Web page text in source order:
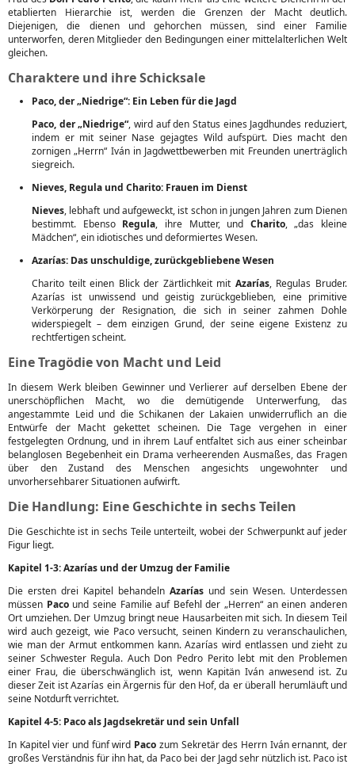
etablierten Hierarchie ist, werden die Grenzen der Macht deutlich.
Diejenigen, die dienen und gehorchen müssen, sind einer Familie
unterworfen, deren Mitglieder den Bedingungen einer mittelalterlichen Welt
gleichen.
Charaktere und ihre Schicksale
Paco, der „Niedrige“: Ein Leben für die Jagd
Paco, der „Niedrige“, wird auf den Status eines Jagdhundes reduziert,
indem er mit seiner Nase gejagtes Wild aufspürt. Dies macht den
zornigen „Herrn“ Iván in Jagdwettbewerben mit Freunden unerträglich
siegreich.
Nieves, Regula und Charito: Frauen im Dienst
Nieves, lebhaft und aufgeweckt, ist schon in jungen Jahren zum Dienen
bestimmt. Ebenso Regula, ihre Mutter, und Charito, „das kleine
Mädchen“, ein idiotisches und deformiertes Wesen.
Azarías: Das unschuldige, zurückgebliebene Wesen
Charito teilt einen Blick der Zärtlichkeit mit Azarías, Regulas Bruder.
Azarías ist unwissend und geistig zurückgeblieben, eine primitive
Verkörperung der Resignation, die sich in seiner zahmen Dohle
widerspiegelt – dem einzigen Grund, der seine eigene Existenz zu
rechtfertigen scheint.
Eine Tragödie von Macht und Leid
In diesem Werk bleiben Gewinner und Verlierer auf derselben Ebene der
unerschöpflichen Macht, wo die demütigende Unterwerfung, das
angestammte Leid und die Schikanen der Lakaien unwiderruflich an die
Entwürfe der Macht gekettet scheinen. Die Tage vergehen in einer
festgelegten Ordnung, und in ihrem Lauf entfaltet sich aus einer scheinbar
belanglosen Begebenheit ein Drama verheerenden Ausmaßes, das Fragen
über den Zustand des Menschen angesichts ungewohnter und
unvorhersehbarer Situationen aufwirft.
Die Handlung: Eine Geschichte in sechs Teilen
Die Geschichte ist in sechs Teile unterteilt, wobei der Schwerpunkt auf jeder
Figur liegt.
Kapitel 1-3: Azarías und der Umzug der Familie
Die ersten drei Kapitel behandeln Azarías und sein Wesen. Unterdessen
müssen Pacound seine Familie auf Befehl der „Herren“ an einen anderen
Ort umziehen. Der Umzug bringt neue Hausarbeiten mit sich. In diesem Teil
wird auch gezeigt, wie Paco versucht, seinen Kindern zu veranschaulichen,
wie man der Armut entkommen kann. Azarías wird entlassen und zieht zu
seiner Schwester Regula. Auch Don Pedro Perito lebt mit den Problemen
einer Frau, die überschwänglich ist, wenn Kapitän Iván anwesend ist. Zu
dieser Zeit ist Azarías ein Ärgernis für den Hof, da er überall herumläuft und
seine Notdurft verrichtet.
Kapitel 4-5: Paco als Jagdsekretär und sein Unfall
In Kapitel vier und fünf wird Paco zum Sekretär des Herrn Iván ernannt, der
großes Verständnis für ihn hat, da Paco bei der Jagd sehr nützlich ist. Paco ist